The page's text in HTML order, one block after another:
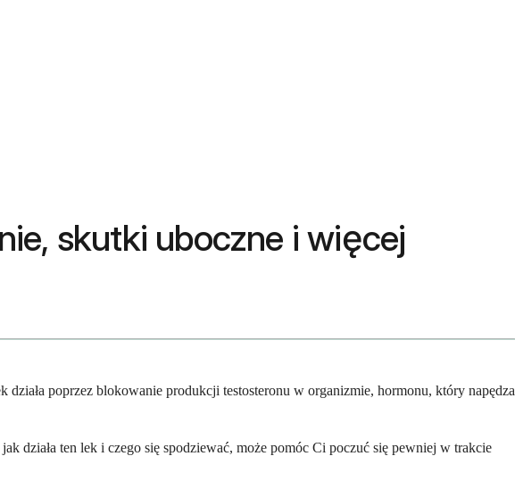
skutki uboczne i więcej
poprzez blokowanie produkcji testosteronu w organizmie, hormonu, który napędza
działa ten lek i czego się spodziewać, może pomóc Ci poczuć się pewniej w trakcie